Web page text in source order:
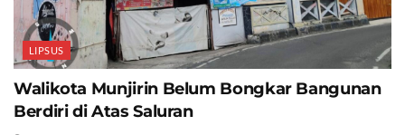
LIPSUS
Walikota Munjirin Belum Bongkar Bangunan
Berdiri di Atas Saluran